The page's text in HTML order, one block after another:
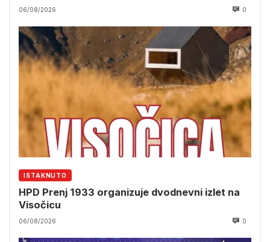
06/08/2026 0
ISTAKNUTO
HPD Prenj 1933 organizuje dvodnevni izlet na
Visočicu
06/08/2026 0